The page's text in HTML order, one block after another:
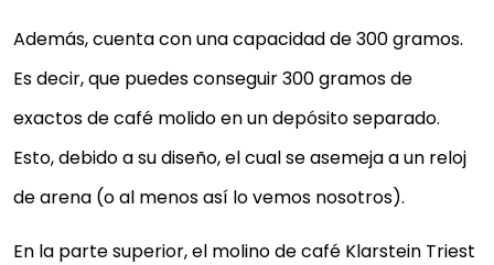
Además, cuenta con una capacidad de 300 gramos.
Es decir, que puedes conseguir 300 gramos de
exactos de café molido en un depósito separado.
Esto, debido a su diseño, el cual se asemeja a un reloj
de arena (o al menos así lo vemos nosotros).
En la parte superior, el molino de café Klarstein Triest